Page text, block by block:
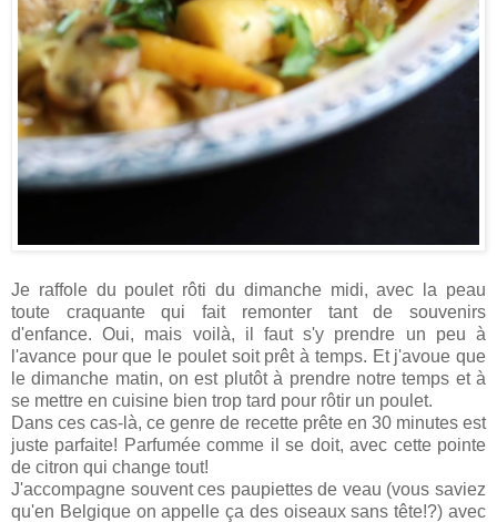
Je raffole du poulet rôti du dimanche midi, avec la peau
toute craquante qui fait remonter tant de souvenirs
d'enfance. Oui, mais voilà, il faut s'y prendre un peu à
l'avance pour que le poulet soit prêt à temps. Et j'avoue que
le dimanche matin, on est plutôt à prendre notre temps et à
se mettre en cuisine bien trop tard pour rôtir un poulet.
Dans ces cas-là, ce genre de recette prête en 30 minutes est
juste parfaite! Parfumée comme il se doit, avec cette pointe
de citron qui change tout!
J'accompagne souvent ces paupiettes de veau (vous saviez
qu'en Belgique on appelle ça des oiseaux sans tête!?) avec